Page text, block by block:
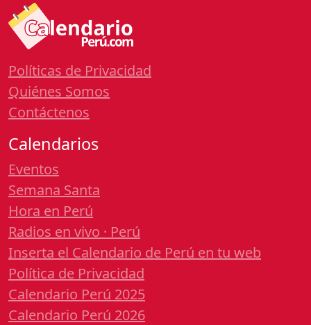
Políticas de Privacidad
Quiénes Somos
Contáctenos
Calendarios
Eventos
Semana Santa
Hora en Perú
Radios en vivo · Perú
Inserta el Calendario de Perú en tu web
Política de Privacidad
Calendario Perú 2025
Calendario Perú 2026